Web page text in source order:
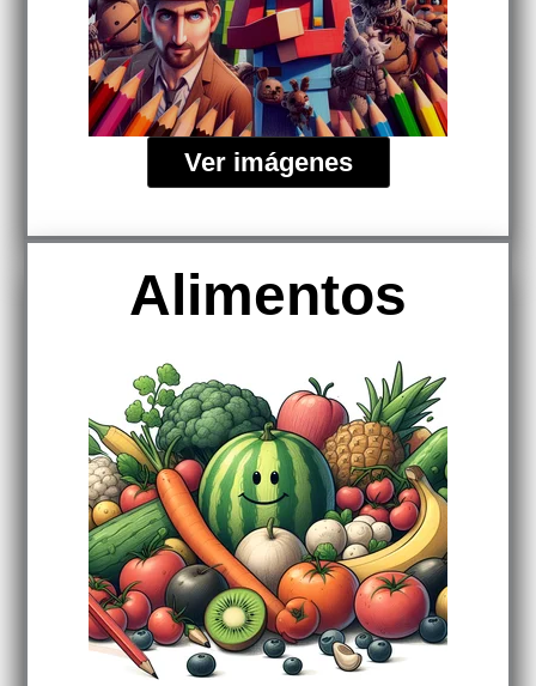
Ver imágenes
Alimentos